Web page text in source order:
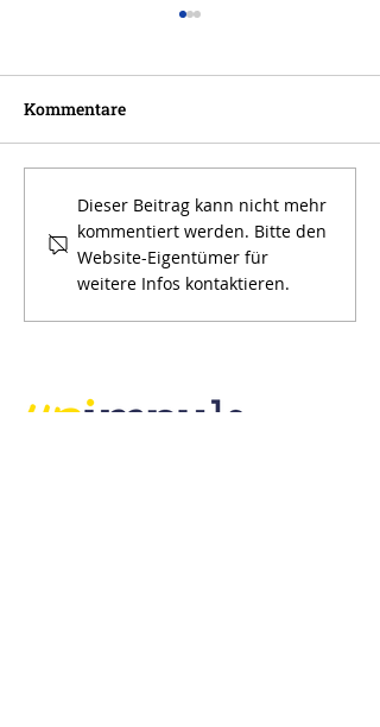
Das Zucken einer
Augenbraue…
Kommentare
Dieser Beitrag kann nicht mehr
kommentiert werden. Bitte den
Website-Eigentümer für
weitere Infos kontaktieren.